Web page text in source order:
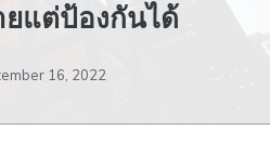
ยแต่ป้องกันได้
16, 2022